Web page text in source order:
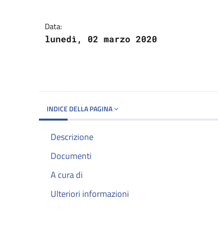
Data:
lunedì, 02 marzo 2020
INDICE DELLA PAGINA
Descrizione
Documenti
A cura di
Ulteriori informazioni